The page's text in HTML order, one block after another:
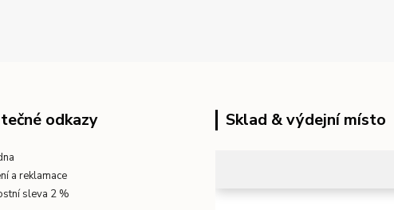
odkazy
a reklamace
sleva 2 %
Sklad & výdejní místo